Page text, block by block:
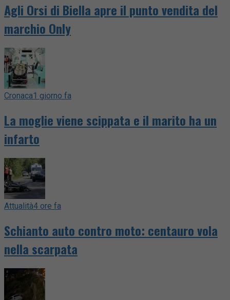
Agli Orsi di Biella apre il punto vendita del
marchio Only
Cronaca1 giorno fa
La moglie viene scippata e il marito ha un
infarto
Attualità4 ore fa
Schianto auto contro moto: centauro vola
nella scarpata